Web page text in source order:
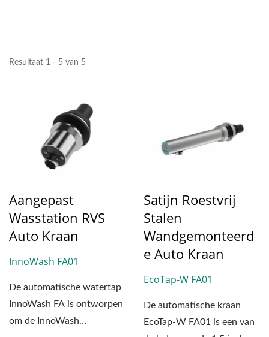
Resultaat 1 - 5 van 5
Aangepast
Wasstation RVS
Auto Kraan
InnoWash FA01
De automatische watertap
InnoWash FA is ontworpen
om de InnoWash
Satijn Roestvrij
Stalen
Wandgemonteerd
E Auto Kraan
EcoTap-W FA01
De automatische kraan
EcoTap-W FA01 is een van